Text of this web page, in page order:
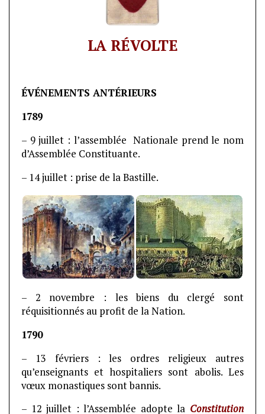
LA RÉVOLTE
ÉVÉNEMENTS ANTÉRIEURS
1789
– 9 juillet : l’assemblée Nationale prend le nom
d’Assemblée Constituante.
– 14 juillet : prise de la Bastille.
– 2 novembre : les biens du clergé sont
réquisitionnés au profit de la Nation.
1790
– 13 févriers : les ordres religieux autres
qu’enseignants et hospitaliers sont abolis. Les
vœux monastiques sont bannis.
– 12 juillet : l’Assemblée adopte la Constitution